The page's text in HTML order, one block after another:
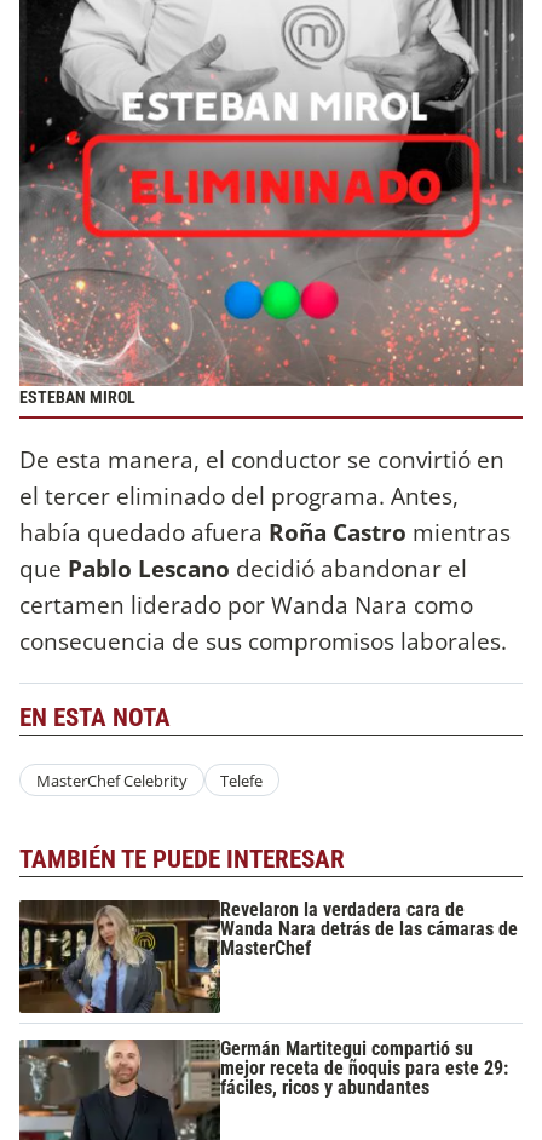
ESTEBAN MIROL
De esta manera, el conductor se convirtió en
el tercer eliminado del programa. Antes,
había quedado afuera Roña Castro mientras
que Pablo Lescano decidió abandonar el
certamen liderado por Wanda Nara como
consecuencia de sus compromisos laborales.
EN ESTA NOTA
MasterChef Celebrity Telefe
TAMBIÉN TE PUEDE INTERESAR
Revelaron la verdadera cara de
Wanda Nara detrás de las cámaras de
MasterChef
Germán Martitegui compartió su
mejor receta de ñoquis para este 29:
fáciles, ricos y abundantes